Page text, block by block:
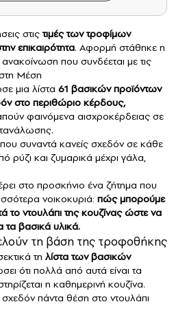
στιςτιμές των τροφίμων
επικαιρότητα. Αφορμή στάθηκε η
που συνδέεται με τις
στη Μέση
μια λίστα 61 βασικών προϊόντων
στο περιθώριο κέρδους,
φαινόμενα αισχροκέρδειας σε
που συναντά κανείς σχεδόν σε κάθε
ρύζι και ζυμαρικά μέχρι γάλα,
στο προσκήνιο ένα ζήτημα που
νοικοκυριά: πώς μπορούμε
ντουλάπι της κουζίνας ώστε να
τα βασικά υλικά.
τη βάση της τροφοθήκης
τη λίστα των βασικών
ότι πολλά από αυτά είναι τα
η καθημερινή κουζίνα.
πάντα θέση στο ντουλάπι